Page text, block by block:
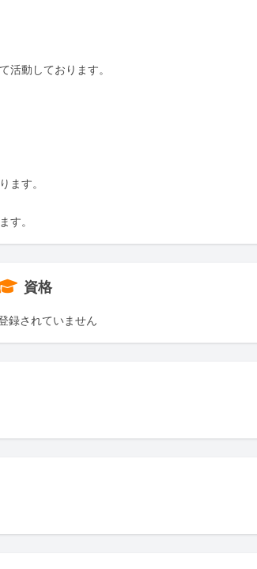
活動しております。
ます。
す。
資格
録されていません